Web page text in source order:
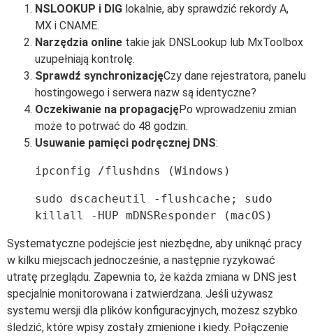
NSLOOKUP i DIG lokalnie, aby sprawdzić rekordy A,
MX i CNAME.
Narzędzia online takie jak DNSLookup lub MxToolbox
uzupełniają kontrolę.
Sprawdź synchronizacjęCzy dane rejestratora, panelu
hostingowego i serwera nazw są identyczne?
Oczekiwanie na propagacjęPo wprowadzeniu zmian
może to potrwać do 48 godzin.
Usuwanie pamięci podręcznej DNS:
ipconfig /flushdns (Windows)
sudo dscacheutil -flushcache; sudo
killall -HUP mDNSResponder (macOS)
Systematyczne podejście jest niezbędne, aby uniknąć pracy
w kilku miejscach jednocześnie, a następnie ryzykować
utratę przeglądu. Zapewnia to, że każda zmiana w DNS jest
specjalnie monitorowana i zatwierdzana. Jeśli używasz
systemu wersji dla plików konfiguracyjnych, możesz szybko
śledzić, które wpisy zostały zmienione i kiedy. Połączenie